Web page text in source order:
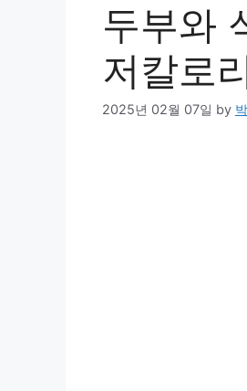
두부와
저칼로
2025년 02월 07일 by